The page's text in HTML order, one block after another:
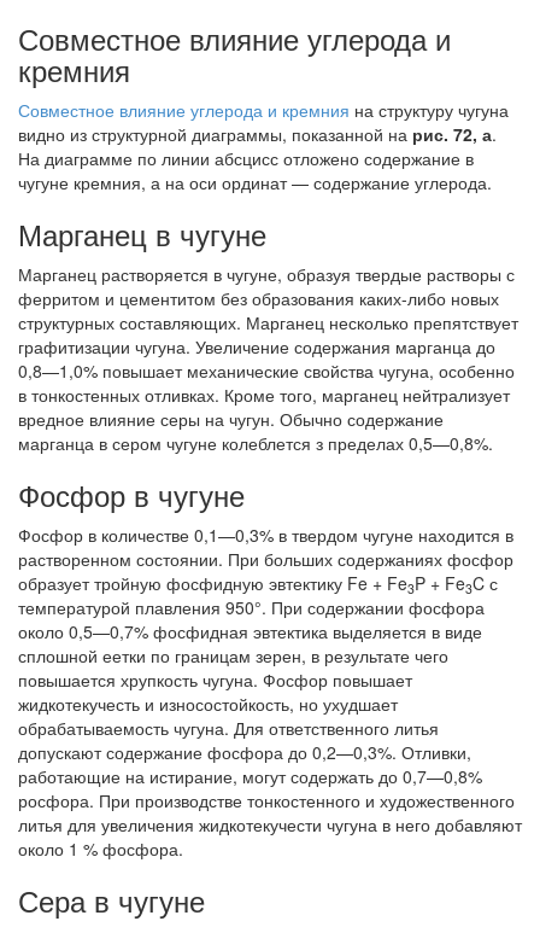
Совместное влияние углерода и
кремния
Совместное влияние углерода и кремния на структуру чугуна
видно из структурной диаграммы, показанной на рис. 72, а.
На диаграмме по линии абсцисс отложено содержание в
чугуне кремния, а на оси ординат — содержание углерода.
Марганец в чугуне
Марганец растворяется в чугуне, образуя твердые растворы с
ферритом и цементитом без образования каких-либо новых
структурных составляющих. Марганец несколько препятствует
графитизации чугуна. Увеличение содержания марганца до
0,8—1,0% повышает механические свойства чугуна, особенно
в тонкостенных отливках. Кроме того, марганец нейтрализует
вредное влияние серы на чугун. Обычно содержание
марганца в сером чугуне колеблется з пределах 0,5—0,8%.
Фосфор в чугуне
Фосфор в количестве 0,1—0,3% в твердом чугуне находится в
растворенном состоянии. При больших содержаниях фосфор
образует тройную фосфидную эвтектику Fe + Fe3P + Fe3C с
температурой плавления 950°. При содержании фосфора
около 0,5—0,7% фосфидная эвтектика выделяется в виде
сплошной еетки по границам зерен, в результате чего
повышается хрупкость чугуна. Фосфор повышает
жидкотекучесть и износостойкость, но ухудшает
обрабатываемость чугуна. Для ответственного литья
допускают содержание фосфора до 0,2—0,3%. Отливки,
работающие на истирание, могут содержать до 0,7—0,8%
росфора. При производстве тонкостенного и художественного
литья для увеличения жидкотекучести чугуна в него добавляют
около 1 % фосфора.
Сера в чугуне